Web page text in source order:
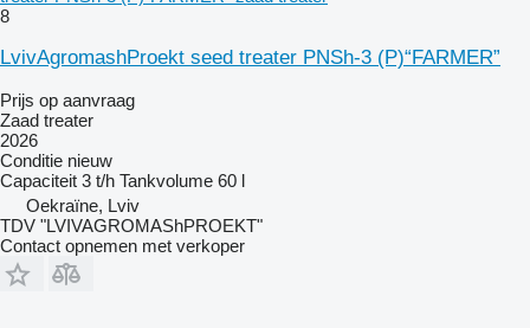
8
LvivAgromashProekt seed treater PNSh-3 (P)“FARMER”
Prijs op aanvraag
Zaad treater
2026
Conditie nieuw
Capaciteit 3 t/h Tankvolume 60 l
Oekraïne, Lviv
TDV "LVIVAGROMAShPROEKT"
Contact opnemen met verkoper